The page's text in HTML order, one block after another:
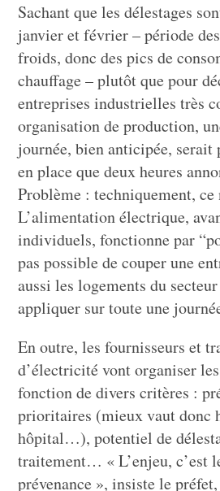
Sachant que les délestages
janvier et février – période
froids, donc des pics de
chauffage – plutôt que pour
entreprises industrielles très
organisation de production,
journée, bien anticipée,
en place que deux heures
Problème : techniquement, ce
L’alimentation électrique,
individuels, fonctionne par
pas possible de couper une
aussi les logements du
appliquer sur toute une
En outre, les fournisseurs et
d’électricité vont organiser
fonction de divers critères :
prioritaires (mieux vaut donc
hôpital…), potentiel de
traitement… « L’enjeu, c’est
prévenance », insiste le